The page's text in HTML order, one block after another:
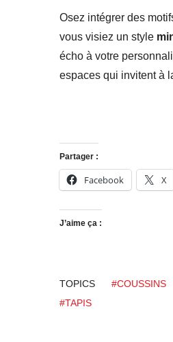
Osez intégrer des
vous visiez un style
écho à votre
espaces qui invitent à
Partager :
Facebook X
J’aime ça :
TOPICS #COUSSINS
#TAPIS